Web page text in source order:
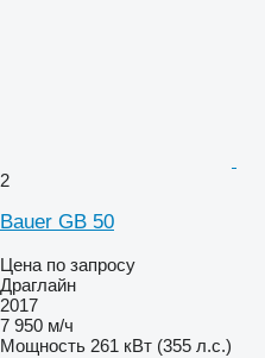
2
Bauer GB 50
Цена по запросу
Драглайн
2017
7 950 м/ч
Мощность 261 кВт (355 л.с.)